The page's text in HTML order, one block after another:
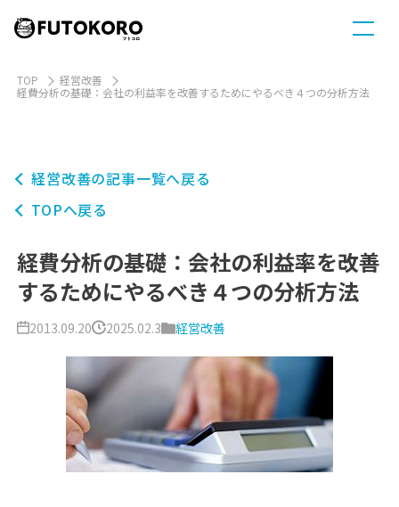
TOP
経営改善
経費分析の基礎：会社の利益率を改善するためにやるべき４つの分析方法
経営改善の記事一覧へ戻る
TOPへ戻る
経費分析の基礎：会社の利益率を改善
するためにやるべき４つの分析方法
2013.09.20 2025.02.3 経営改善